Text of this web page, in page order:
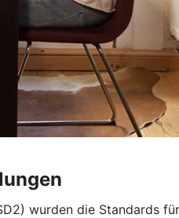
wurden die Standards